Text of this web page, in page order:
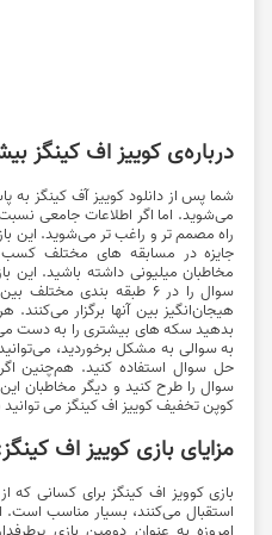
درباره‌ی کوییز اف کینگز
شما پس از دانلود کوییز آف کینگز
می‌شوید. اما اگر اطلاعات جامعی
راه مصمم تر و راغب تر می‌شوید. این
جایزه در مسابقه های مختلف
سوال را در 6 طبقه بندی
هیجان‌انگیز بین آنها برگزار می‌کنند.
بدهید سکه های بیشتری را به دست
به سوالی به مشکل برخوردید،
حل سوال استفاده کنید. هم‌چنین
سوال را طرح کنید و دیگر مخاطبان
کوپن تخفیف کوییز اف کینگز می توانید
مزایای بازی کوییز اف
بازی کوویز اف کینگز برای کسانی که
امروزه به عنوان دومین بازی